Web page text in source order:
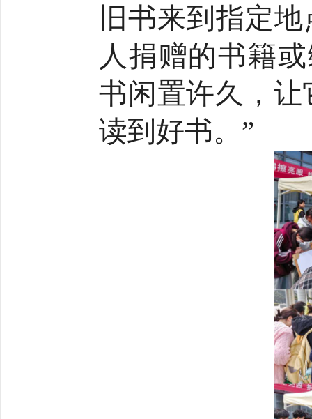
旧书来到指定
人捐赠的书籍
书闲置许久，
读到好书。”